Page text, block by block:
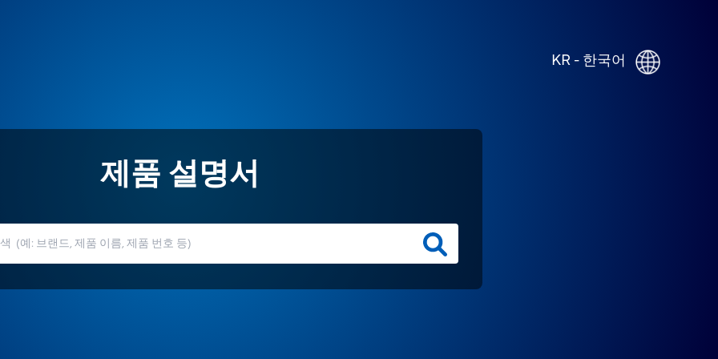
KR - 한국어
제품 설명서